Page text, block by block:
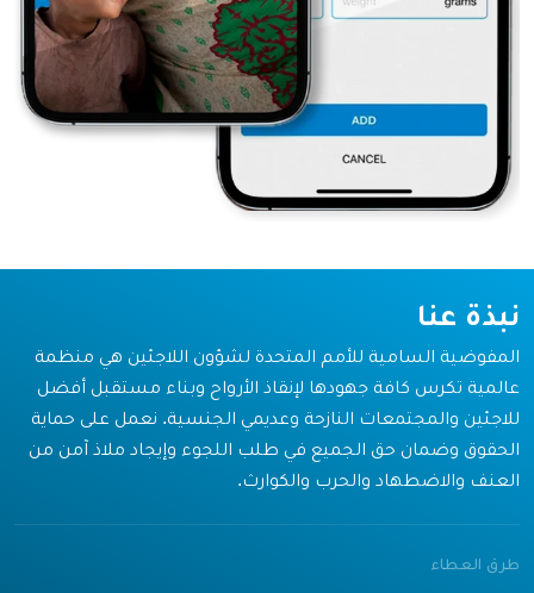
نبذة عنا
المفوضية السامية للأمم المتحدة لشؤون اللاجئين هي منظمة
عالمية تكرس كافة جهودها لإنقاذ الأرواح وبناء مستقبل أفضل
للاجئين والمجتمعات النازحة وعديمي الجنسية. نعمل على حماية
الحقوق وضمان حق الجميع في طلب اللجوء وإيجاد ملاذ آمن من
العنف والاضطهاد والحرب والكوارث.
طرق العطاء